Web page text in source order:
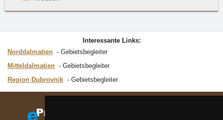
Interessante Links:
Norddalmatien
Gebietsbegleiter
Mitteldalmatien
Gebietsbegleiter
Region Dubrovnik
Gebietsbegleiter